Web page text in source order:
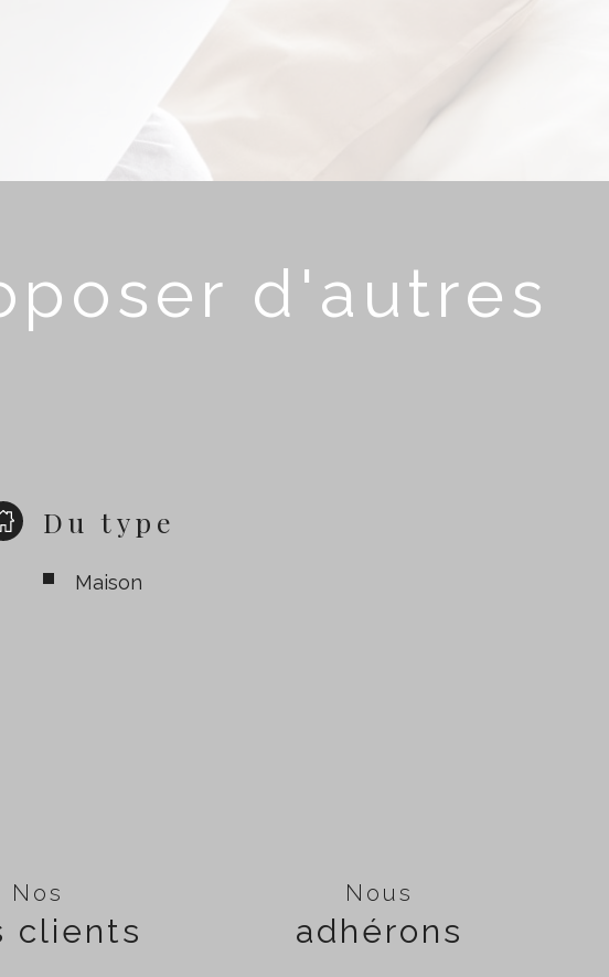
d'autres
Du type
Maison
Nos
clients
Nous
adhérons